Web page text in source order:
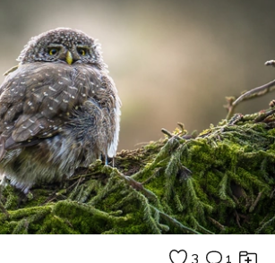
3 1